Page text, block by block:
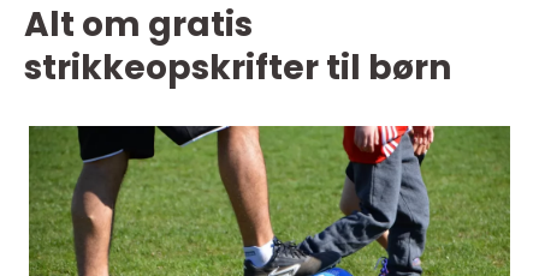
Alt om gratis
strikkeopskrifter til børn